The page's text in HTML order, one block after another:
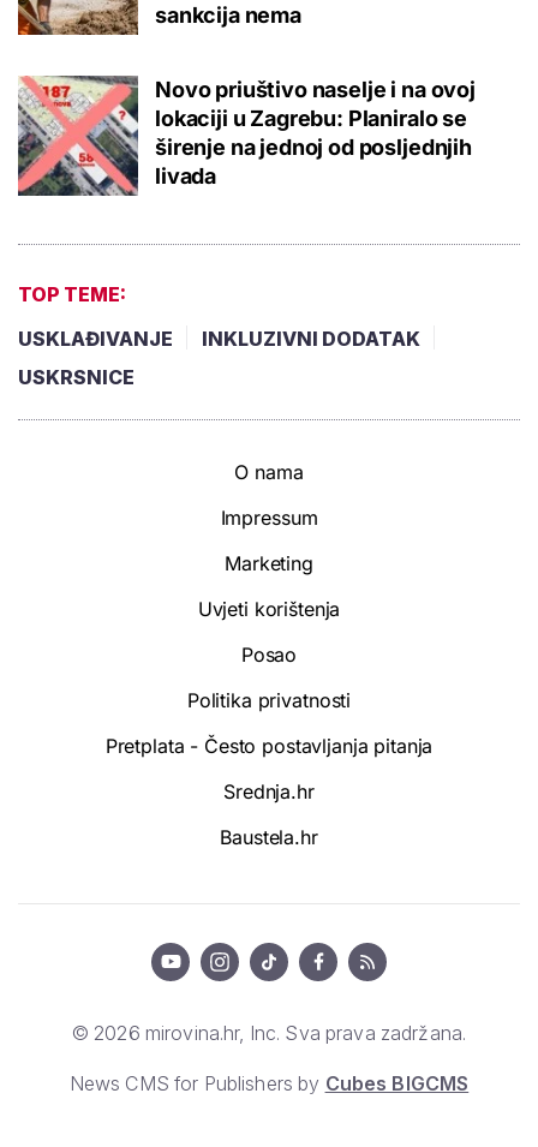
sankcija nema
Novo priuštivo naselje i na ovoj
lokaciji u Zagrebu: Planiralo se
širenje na jednoj od posljednjih
livada
TOP TEME:
USKLAĐIVANJE
INKLUZIVNI DODATAK
USKRSNICE
O nama
Impressum
Marketing
Uvjeti korištenja
Posao
Politika privatnosti
Pretplata - Često postavljanja pitanja
Srednja.hr
Baustela.hr
© 2026 mirovina.hr, Inc. Sva prava zadržana.
News CMS for Publishers by Cubes BIGCMS